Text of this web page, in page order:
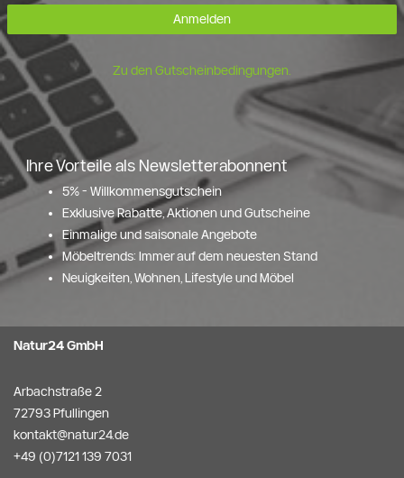
Anmelden
Zu den Gutscheinbedingungen.
Ihre Vorteile als Newsletterabonnent
5% - Willkommensgutschein
Exklusive Rabatte, Aktionen und Gutscheine
Einmalige und saisonale Angebote
Möbeltrends: Immer auf dem neuesten Stand
Neuigkeiten, Wohnen, Lifestyle und Möbel
Natur24 GmbH
Arbachstraße 2
72793 Pfullingen
kontakt@natur24.de
+49 (0)7121 139 7031